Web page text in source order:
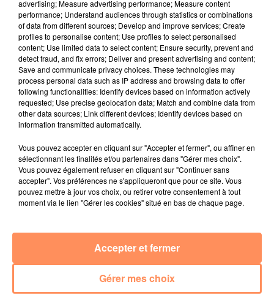
Les démineurs et les pompiers ont été appelés sur
place pour prévenir tout risque d'explosion. Une
procédure pour "mise en danger de la vie d'autrui" a
été ouverte et la propriété placée sous surveillance
policière jusqu'à lundi. Un homme reconnaissant être
l'artificier à l'origine de ces explosions se serait
présenté aux policiers dans la soirée de samedi : il
serait venu aider un ami, travaillant sur ce chantier. Le
propriétaire de la résidence, actuellement en région
fil actus
4 juillet 2022
Radio Star Live avec Dadju
Marseille : une application pour mettre en
relation extras et...
Le cocholed pour jouer à la pétanque
advertising; Measure advertising performance; Measure content
performance; Understand audiences through statistics or combinations
of data from different sources; Develop and improve services; Create
profiles to personalise content; Use profiles to select personalised
content; Use limited data to select content; Ensure security, prevent and
detect fraud, and fix errors; Deliver and present advertising and content;
Save and communicate privacy choices. These technologies may
process personal data such as IP address and browsing data to offer
following functionalities: Identify devices based on information actively
requested; Use precise geolocation data; Match and combine data from
other data sources; Link different devices; Identify devices based on
information transmitted automatically.
Vous pouvez accepter en cliquant sur "Accepter et fermer", ou affiner en
sélectionnant les finalités et/ou partenaires dans "Gérer mes choix".
Vous pouvez également refuser en cliquant sur "Continuer sans
accepter". Vos préférences ne s'appliqueront que pour ce site. Vous
pouvez mettre à jour vos choix, ou retirer votre consentement à tout
moment via le lien "Gérer les cookies" situé en bas de chaque page.
Gérer mes choix
Accepter et fermer